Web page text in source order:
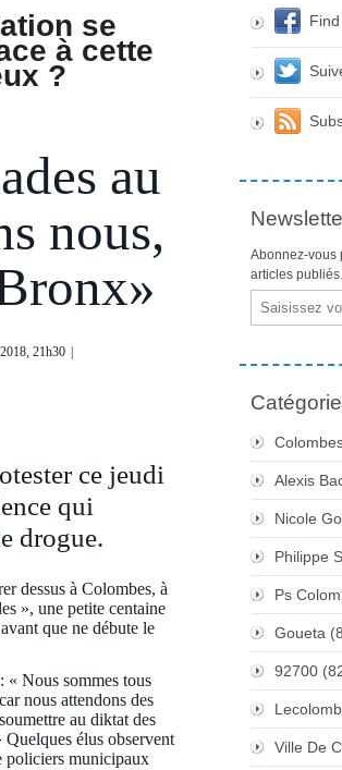
se
à cette
?
au
nous,
21h30 |
ce jeudi
qui
drogue.
dessus à Colombes, à
», une petite centaine
que ne débute le
« Nous sommes tous
nous attendons des
au diktat des
Quelques élus observent
policiers municipaux
Abonnez-vous
articles publiés.
Email
Alexis
Nicole
Philippe
Ps
Goueta
92700
Ville De